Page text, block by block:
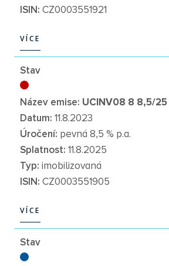
ISIN: CZ0003551921
VÍCE
Stav
Název emise: UCINV08 8 8,5/25
Datum: 11.8.2023
Úročení: pevná 8,5 % p.a.
Splatnost: 11.8.2025
Typ: imobilizovaná
ISIN: CZ0003551905
VÍCE
Stav